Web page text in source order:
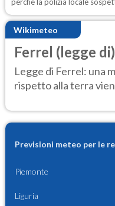
Wikimeteo
Ferrel (legge di)
Legge di Ferrel: una
rispetto alla terra
Previsioni meteo per le
Piemonte
Liguria